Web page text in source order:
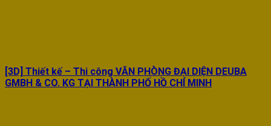
[3D] Thiết kế – Thi công VĂN PHÒNG ĐẠI DIỆN DEUBA
GMBH & CO. KG TẠI THÀNH PHỐ HỒ CHÍ MINH